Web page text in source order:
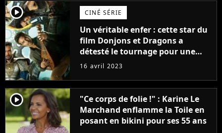
player2 CINÉ SÉRIE
Un véritable enfer : cette star du
film Donjons et Dragons a
détesté le tournage pour une
raison très spéciale
16 avril 2023
player2
"Ce corps de folie !" : Karine Le
Marchand enflamme la Toile en
posant en bikini pour ses 55 ans